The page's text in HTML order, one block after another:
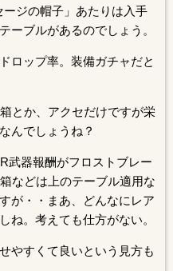
ジの帽子」あたりは入手
ーブルがあるのでしょう。
ロップ率。装備ガチャだと
とか、アクセだけですが栄
んでしょうね？
武器報酬がフロストブレー
などは上のテーブル適用な
が・・まあ、どんなにレア
ね。考えても仕方がない。
やすくて良いという見方も